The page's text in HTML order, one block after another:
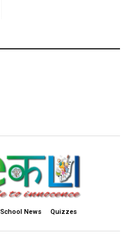
School News Quizzes